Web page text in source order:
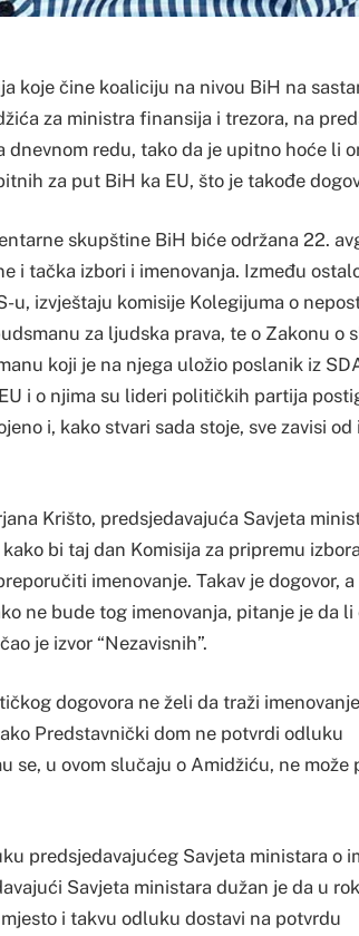
koje čine koaliciju na nivou BiH na
za ministra finansija i trezora, na
redu, tako da je upitno hoće li
za put BiH ka EU, što je takođe
skupštine BiH biće održana 22.
i tačka izbori i imenovanja. Između
u, izvještaju komisije Kolegijuma o
za ljudska prava, te o Zakonu o
koji je na njega uložio poslanik iz
i o njima su lideri političkih partija
i, kako stvari sada stoje, sve zavisi od
Krišto, predsjedavajuća Savjeta
bi taj dan Komisija za pripremu
imenovanje. Takav je dogovor, a
ne bude tog imenovanja, pitanje je da
je izvor “Nezavisnih”.
dogovora ne želi da traži
Predstavnički dom ne potvrdi odluku
se, u ovom slučaju o Amidžiću, ne može
predsjedavajućeg Savjeta ministara o
Savjeta ministara dužan je da u
i takvu odluku dostavi na potvrdu